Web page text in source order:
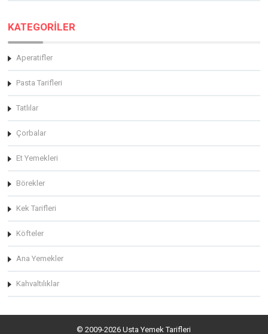
KATEGORİLER
Aperatifler
Pasta Tarifleri
Tatlılar
Çorbalar
Et Yemekleri
Börekler
Kek Tarifleri
Köfteler
Ana Yemekler
Kahvaltılıklar
© 2009-2026 Usta Yemek Tarifleri